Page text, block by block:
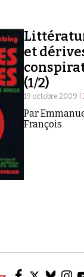
Faire un don
et
(1/2)
19 octobre 2009 |
Par
François